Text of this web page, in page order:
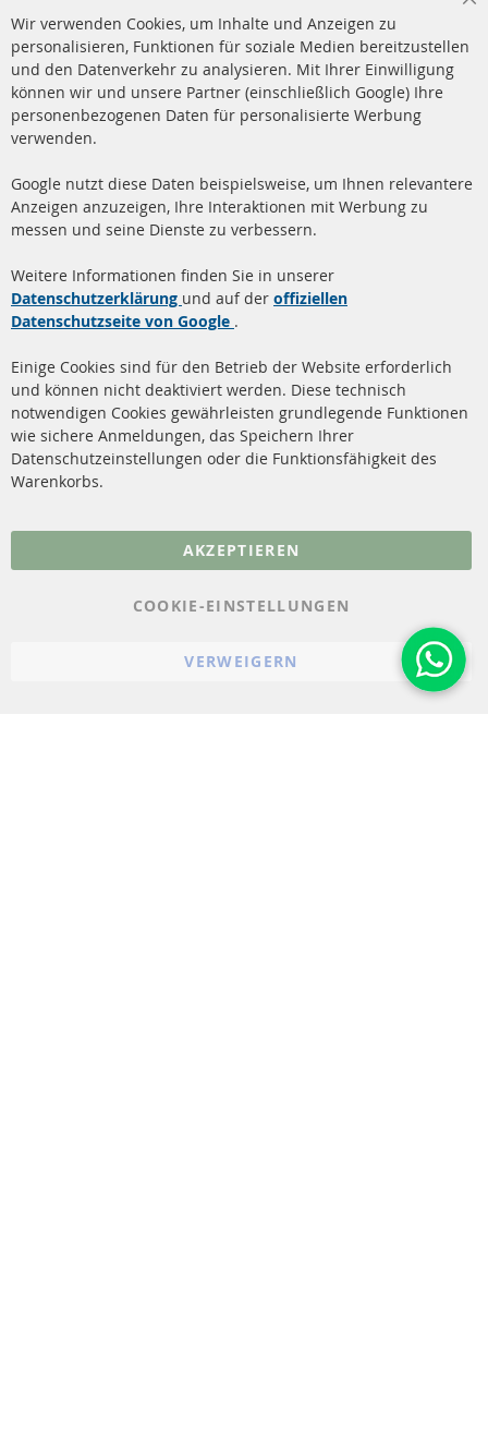
+49 (0) 4533 799 00 0
Mo-Do: 09-17 Uhr, Fr 09-16 Uhr
info@contra-automotive.de
facebook
instagram
Quick Links
Dieselpartikelfilter (DPF)
Dieselpartikelfilter
Katalysator (KAT)
Sensoren
FAQ
Kundenservice
Über uns
Versandkosten
Kontakt
Vertrag widerrufen
Wir verwenden Cookies, um Inhalte und Anzeigen zu
personalisieren, Funktionen für soziale Medien bereitzustellen
und den Datenverkehr zu analysieren. Mit Ihrer Einwilligung
können wir und unsere Partner (einschließlich Google) Ihre
personenbezogenen Daten für personalisierte Werbung
verwenden.
Google nutzt diese Daten beispielsweise, um Ihnen relevantere
Anzeigen anzuzeigen, Ihre Interaktionen mit Werbung zu
messen und seine Dienste zu verbessern.
Weitere Informationen finden Sie in unserer
Datenschutzerklärung und auf der offiziellen
Datenschutzseite von Google .
Einige Cookies sind für den Betrieb der Website erforderlich
und können nicht deaktiviert werden. Diese technisch
notwendigen Cookies gewährleisten grundlegende Funktionen
wie sichere Anmeldungen, das Speichern Ihrer
Datenschutzeinstellungen oder die Funktionsfähigkeit des
Warenkorbs.
AKZEPTIEREN
COOKIE-EINSTELLUNGEN
VERWEIGERN